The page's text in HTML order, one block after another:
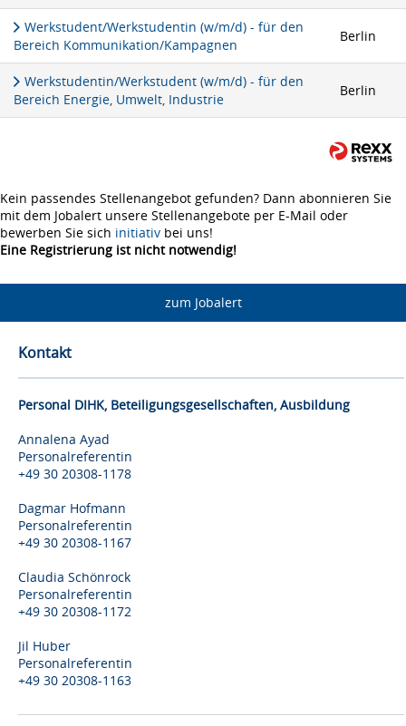
Werkstudent/Werkstudentin (w/m/d) - für den
Bereich Kommunikation/Kampagnen
Berlin
Werkstudentin/Werkstudent (w/m/d) - für den
Bereich Energie, Umwelt, Industrie
Berlin
Kein passendes Stellenangebot gefunden? Dann abonnieren Sie
mit dem Jobalert unsere Stellenangebote per E-Mail oder
bewerben Sie sich initiativ bei uns!
Eine Registrierung ist nicht notwendig!
zum Jobalert
Kontakt
Personal DIHK, Beteiligungsgesellschaften, Ausbildung
Annalena Ayad
Personalreferentin
+49 30 20308-1178
Dagmar Hofmann
Personalreferentin
+49 30 20308-1167
Claudia Schönrock
Personalreferentin
+49 30 20308-1172
Jil Huber
Personalreferentin
+49 30 20308-1163